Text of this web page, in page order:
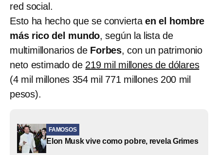
red social.
Esto ha hecho que se conviertaen el hombre
más rico del mundo, según la lista de
multimillonarios de Forbes, con un patrimonio
neto estimado de 219 mil millones de dólares
(4 mil millones 354 mil 771 millones 200 mil
pesos).
FAMOSOS
Elon Musk vive como pobre, revela Grimes